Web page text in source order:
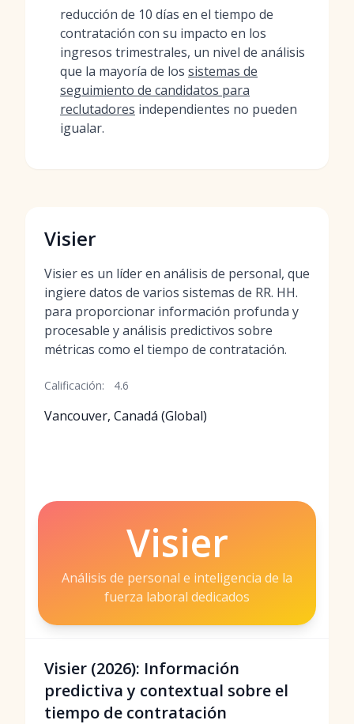
reducción de 10 días en el tiempo de
contratación con su impacto en los
ingresos trimestrales, un nivel de análisis
que la mayoría de los sistemas de
seguimiento de candidatos para
reclutadores independientes no pueden
igualar.
Visier
Visier es un líder en análisis de personal, que
ingiere datos de varios sistemas de RR. HH.
para proporcionar información profunda y
procesable y análisis predictivos sobre
métricas como el tiempo de contratación.
Calificación: 4.6
Vancouver, Canadá (Global)
Visier
Análisis de personal e inteligencia de la
fuerza laboral dedicados
Visier (2026): Información
predictiva y contextual sobre el
tiempo de contratación